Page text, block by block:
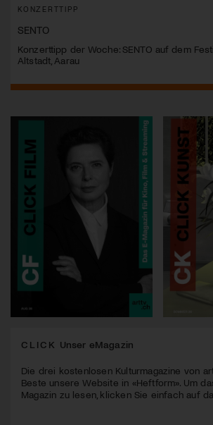
KONZERTTIPP
SENTO
Konzerttipp der Woche: SENTO auf dem
Altstadt, Aarau
CLICK Unser eMagazin
Die drei kostenlosen Kulturmagazine von
Beste unsere Website in «Heftform». Um
Magazin zu lesen, klicken Sie einfach auf